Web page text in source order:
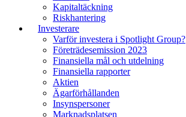
Kapitaltäckning
Riskhantering
Investerare
Varför investera i Spotlight Group?
Företrädesemission 2023
Finansiella mål och utdelning
Finansiella rapporter
Aktien
Ägarförhållanden
Insynspersoner
Marknadsplatsen